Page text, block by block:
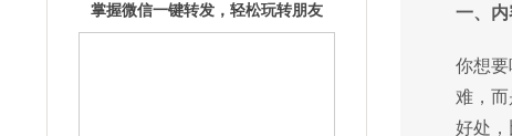
震撼上线！微信一键转发，信息速达
无延迟！
一、
你想
难，
好处